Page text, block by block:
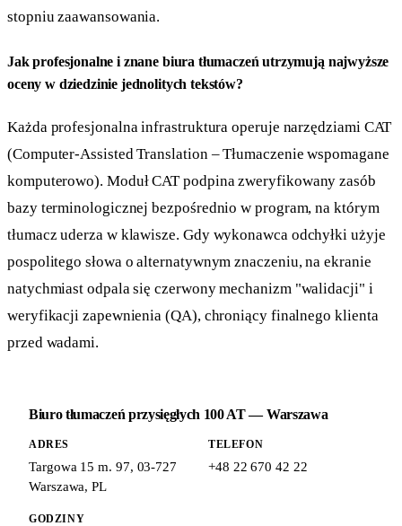
stopniu zaawansowania.
Jak profesjonalne i znane biura tłumaczeń utrzymują najwyższe
oceny w dziedzinie jednolitych tekstów?
Każda profesjonalna infrastruktura operuje narzędziami CAT
(Computer-Assisted Translation – Tłumaczenie wspomagane
komputerowo). Moduł CAT podpina zweryfikowany zasób
bazy terminologicznej bezpośrednio w program, na którym
tłumacz uderza w klawisze. Gdy wykonawca odchyłki użyje
pospolitego słowa o alternatywnym znaczeniu, na ekranie
natychmiast odpala się czerwony mechanizm "walidacji" i
weryfikacji zapewnienia (QA), chroniący finalnego klienta
przed wadami.
Biuro tłumaczeń przysięgłych 100 AT — Warszawa
ADRES
Targowa 15 m. 97, 03-727
Warszawa,PL
TELEFON
+48 22 670 42 22
GODZINY